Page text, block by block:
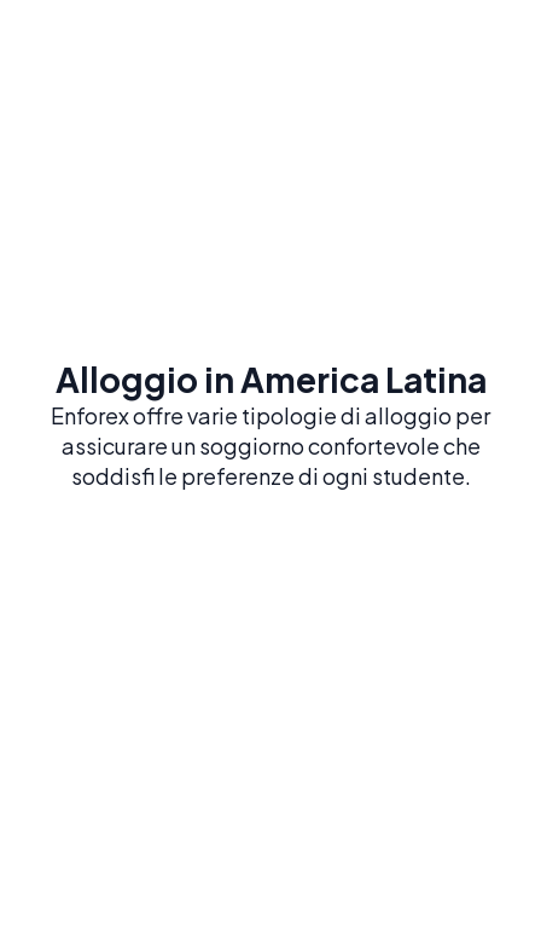
Alloggio in America Latina
Enforex offre varie tipologie di alloggio per
assicurare un soggiorno confortevole che
soddisfi le preferenze di ogni studente.